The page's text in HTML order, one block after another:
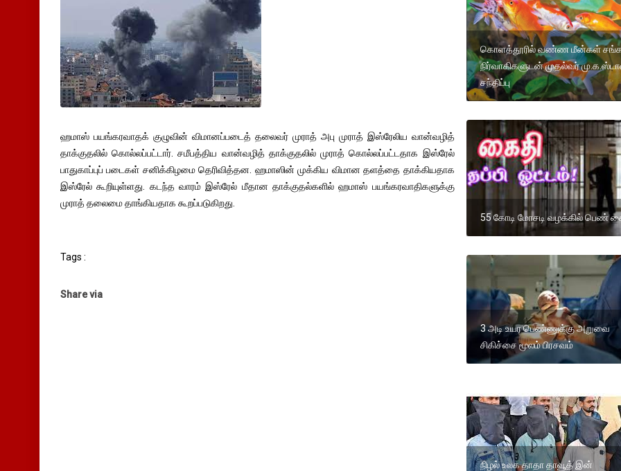
ஹமாஸ் பயங்கரவாதக் குழுவின் விமானப்படைத் தலைவர் முராத் அபு முராத் இஸ்ரேலிய வான்வழித்
தாக்குதலில் கொல்லப்பட்டார். சமீபத்திய வான்வழித் தாக்குதலில் முராத் கொல்லப்பட்டதாக இஸ்ரேல்
பாதுகாப்புப் படைகள் சனிக்கிழமை தெரிவித்தன. ஹமாஸின் முக்கிய விமான தளத்தை தாக்கியதாக
இஸ்ரேல் கூறியுள்ளது. கடந்த வாரம் இஸ்ரேல் மீதான தாக்குதல்களில் ஹமாஸ் பயங்கரவாதிகளுக்கு
முராத் தலைமை தாங்கியதாக கூறப்படுகிறது.
Tags :
Share via
கொளத்தூரில் வண்ண மீன்கள்
நிர்வாகிகளுடன் முதல்வர்
சந்திப்பு
55 கோடி மோசடி வழக்கில் பெண்
3 அடி உயர பெண்ணுக்கு அறுவை
சிகிச்சை மூலம் பிரசவம்
நிழல் உலக தாதா தாவூத் இன்